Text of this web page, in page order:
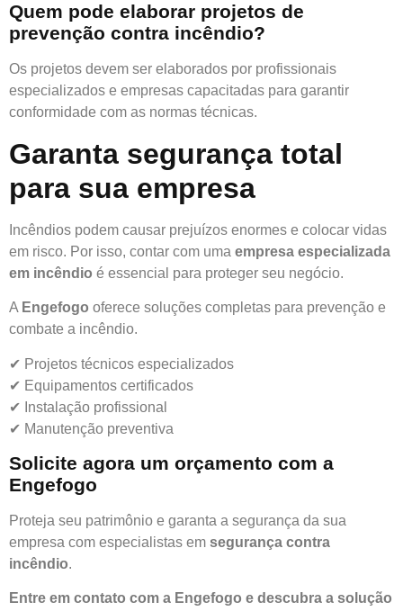
Quem pode elaborar projetos de
prevenção contra incêndio?
Os projetos devem ser elaborados por profissionais
especializados e empresas capacitadas para garantir
conformidade com as normas técnicas.
Garanta segurança total
para sua empresa
Incêndios podem causar prejuízos enormes e colocar vidas
em risco. Por isso, contar com uma empresa especializada
em incêndio é essencial para proteger seu negócio.
A Engefogo oferece soluções completas para prevenção e
combate a incêndio.
✔ Projetos técnicos especializados
✔ Equipamentos certificados
✔ Instalação profissional
✔ Manutenção preventiva
Solicite agora um orçamento com a
Engefogo
Proteja seu patrimônio e garanta a segurança da sua
empresa com especialistas em segurança contra
incêndio.
Entre em contato com a Engefogo e descubra a solução